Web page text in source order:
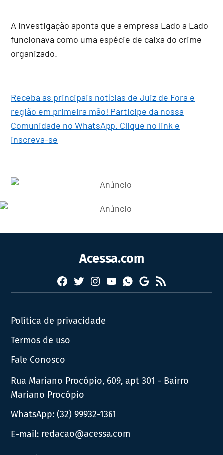
A investigação aponta que a empresa Lado a Lado
funcionava como uma espécie de caixa do crime
organizado.
Receba as principais notícias de Juiz de Fora e
região em primeira mão! Participe da nossa
Comunidade no WhatsApp. Clique no link e
inscreva-se
Acessa.com
Facebook
TwitterInstagram
YouTubeWhatsapp
Google
News
RSS
Política de privacidade
Termos de uso
Fale Conosco
Rua Mariano Procópio, 609, apt 301 - Bairro
Mariano Procópio
WhatsApp:(32) 99932-1361
E-mail: redacao@acessa.com